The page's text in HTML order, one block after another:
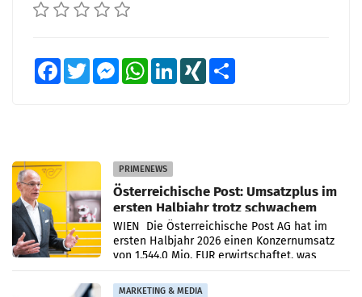
FacebookTwitter MessengerWhatsAppLinkedInXING
PRIMENEWS
Österreichische Post: Umsatzplus im
ersten Halbjahr trotz schwachem
Briefgeschäft
WIEN Die Österreichische Post AG hat im
ersten Halbjahr 2026 einen Konzernumsatz
von 1.544,0 Mio. EUR erwirtschaftet, was
einem Plus von 3,8 Prozent gegenüber dem
Vergleichszeitraum
MARKETING & MEDIA